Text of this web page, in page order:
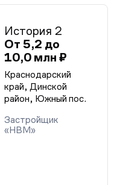
История 2
От 5,2 до
10,0 млн ₽
Краснодарский
край, Динской
район, Южный пос.
Застройщик
«НВМ»